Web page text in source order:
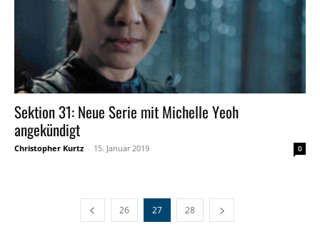
Sektion 31: Neue Serie mit Michelle Yeoh
angekündigt
Christopher Kurtz - 15. Januar 2019 0
26 27 28